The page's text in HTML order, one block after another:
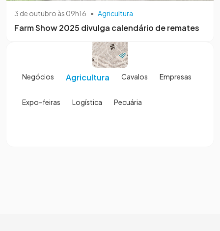
3 de outubro às 09h16 • Agricultura
Farm Show 2025 divulga calendário de remates
Negócios Agricultura Cavalos Empresas
Expo-feiras Logística Pecuária